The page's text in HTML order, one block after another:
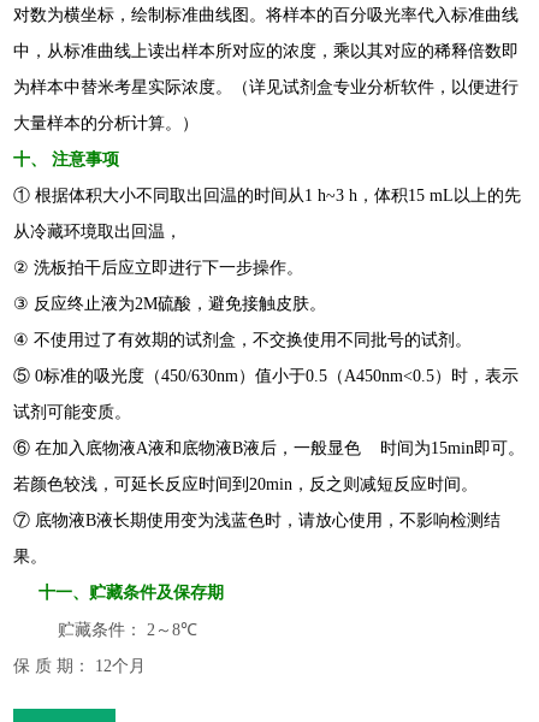
对数为横坐标，绘制标准曲线图。将样本的百分吸光率代入标准曲线
中，从标准曲线上读出样本所对应的浓度，乘以其对应的稀释倍数即
为样本中替米考星实际浓度。
（详见试剂盒专业分析软件，以便进行
大量样本的分析计算。）
十、 注意事项
① 根据体积大小不同取出回温的时间从1 h~3 h，体积15 mL以上的先
从冷藏环境取出回温，
②洗板拍干后应立即进行下一步操作。
③ 反应终止液为2M硫酸，避免接触皮肤。
④不使用过了有效期的试剂盒，不交换使用不同批号的试剂。
⑤ 0标准的吸光度（450/630nm）值小于0.5（A450nm<0.5）时，表示
试剂可能变质。
⑥ 在加入底物液A液和底物液B液后，一般显色 时间为15min即可。
若颜色较浅，可延长反应时间到20min，反之则减短反应时间。
⑦ 底物液B液长期使用变为浅蓝色时，请放心使用，不影响检测结
果。
十一、 贮藏条件及保存期
贮藏条件： 2 ～8℃
保 质 期： 12个月